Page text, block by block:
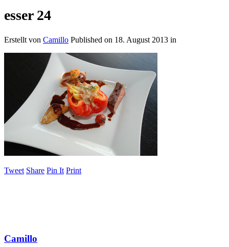
esser 24
Erstellt von Camillo Published on 18. August 2013 in
Tweet Share Pin It Print
Camillo